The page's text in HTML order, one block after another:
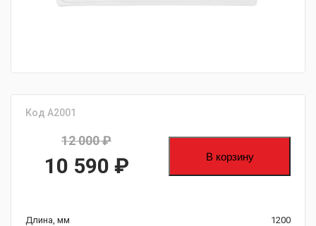
Код А2001
12 000₽
Первоначальная
10 590 ₽
В корзину
Длина, мм
1200